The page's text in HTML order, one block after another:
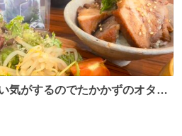
気がするのでたかかずのオタク